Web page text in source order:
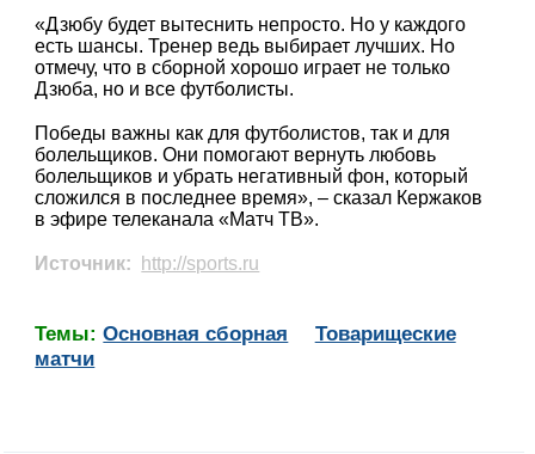
«Дзюбу будет вытеснить непросто. Но у каждого
есть шансы. Тренер ведь выбирает лучших. Но
отмечу, что в сборной хорошо играет не только
Дзюба, но и все футболисты.
Победы важны как для футболистов, так и для
болельщиков. Они помогают вернуть любовь
болельщиков и убрать негативный фон, который
сложился в последнее время», – сказал Кержаков
в эфире телеканала «Матч ТВ».
Источник: http://sports.ru
Темы:Основная сборная
Товарищеские
матчи